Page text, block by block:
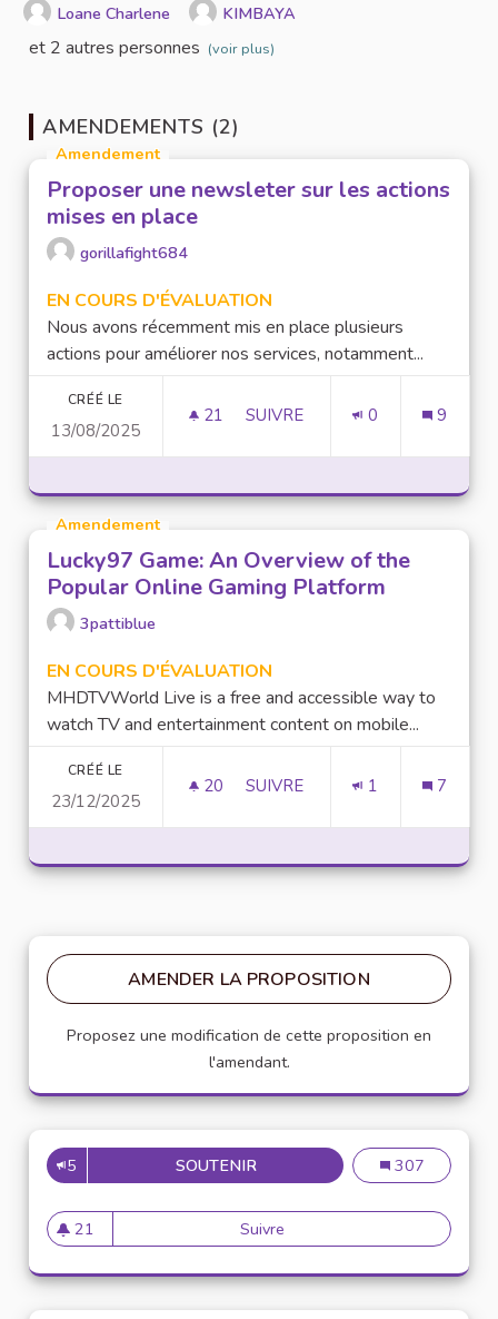
Loane Charlene KIMBAYA
et 2 autres personnes (voir plus)
AMENDEMENTS (2)
Amendement
Proposer une newsleter sur les actions
mises en place
gorillafight684
EN COURS D'ÉVALUATION
Nous avons récemment mis en place plusieurs
actions pour améliorer nos services, notamment...
CRÉÉ LE
13/08/2025
21 21 ABONNÉS
SUIVRE 0 9
Amendement
Lucky97 Game: An Overview of the
Popular Online Gaming Platform
3pattiblue
EN COURS D'ÉVALUATION
MHDTVWorld Live is a free and accessible way to
watch TV and entertainment content on mobile...
CRÉÉ LE
23/12/2025
20 20 ABONNÉS
SUIVRE 1 7
AMENDER LA PROPOSITION
Proposez une modification de cette proposition en
l'amendant.
5 SOUTENIRPROPOSER UNE NEWSLETER
Proposer une
307
21
21 abonnés
Suivre Proposer une newsleter sur